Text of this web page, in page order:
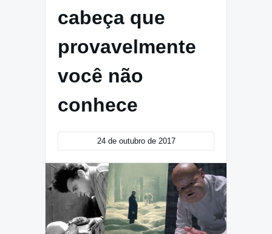
cabeça que
provavelmente
você não
conhece
24 de outubro de 2017